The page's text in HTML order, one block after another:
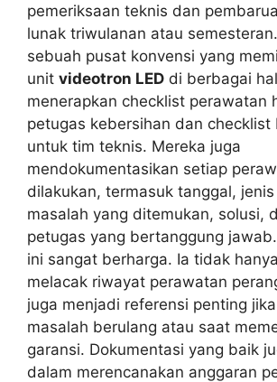
pemeriksaan teknis dan
lunak triwulanan atau
sebuah pusat konvensi yang
unit videotron LED di berbagai
menerapkan checklist perawatan
petugas kebersihan dan checklist
untuk tim teknis. Mereka juga
mendokumentasikan setiap
dilakukan, termasuk tanggal,
masalah yang ditemukan, solusi,
petugas yang bertanggung
ini sangat berharga. Ia tidak
melacak riwayat perawatan
juga menjadi referensi penting
masalah berulang atau saat
garansi. Dokumentasi yang baik
dalam merencanakan anggaran